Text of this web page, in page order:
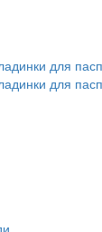
для
для